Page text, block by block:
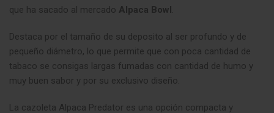
que ha sacado al mercado Alpaca Bowl.
Destaca por el tamaño de su deposito al ser profundo y de
pequeño diámetro, lo que permite que con poca cantidad de
tabaco se consigas largas fumadas con cantidad de humo y
muy buen sabor y por su exclusivo diseño.
La cazoleta Alpaca Predator es una opción compacta y